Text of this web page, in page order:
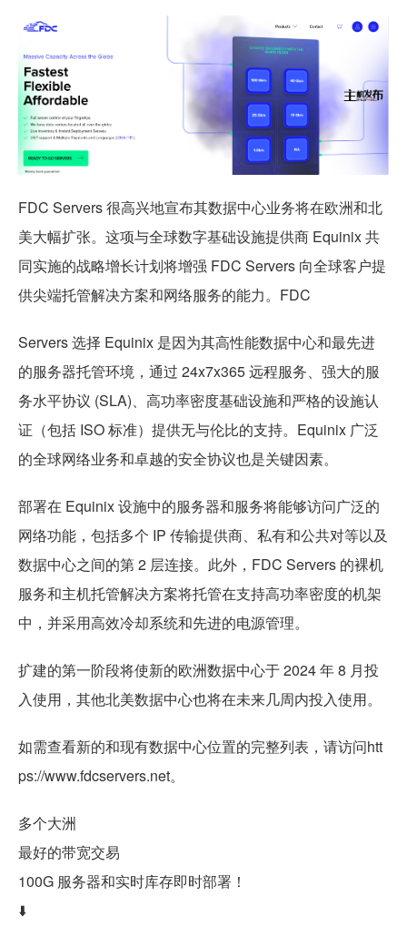
FDC Servers 很高兴地宣布其数据中心业务将在欧洲和北
美大幅扩张。这项与全球数字基础设施提供商 Equinix 共
同实施的战略增长计划将增强 FDC Servers 向全球客户提
供尖端托管解决方案和网络服务的能力。FDC
Servers 选择 Equinix 是因为其高性能数据中心和最先进
的服务器托管环境，通过 24x7x365 远程服务、强大的服
务水平协议 (SLA)、高功率密度基础设施和严格的设施认
证（包括 ISO 标准）提供无与伦比的支持。Equinix 广泛
的全球网络业务和卓越的安全协议也是关键因素。
部署在 Equinix 设施中的服务器和服务将能够访问广泛的
网络功能，包括多个 IP 传输提供商、私有和公共对等以及
数据中心之间的第 2 层连接。此外，FDC Servers 的裸机
服务和主机托管解决方案将托管在支持高功率密度的机架
中，并采用高效冷却系统和先进的电源管理。
扩建的第一阶段将使新的欧洲数据中心于 2024 年 8 月投
入使用，其他北美数据中心也将在未来几周内投入使用。
如需查看新的和现有数据中心位置的完整列表，请访问htt
ps://www.fdcservers.net。
多个大洲
最好的带宽交易
100G 服务器和实时库存即时部署！
​​​⬇️